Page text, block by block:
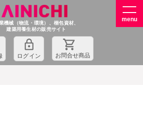
機械（物流・環境）、梱包資材、
建築用養生材の販売サイト
ログイン お問合せ商品